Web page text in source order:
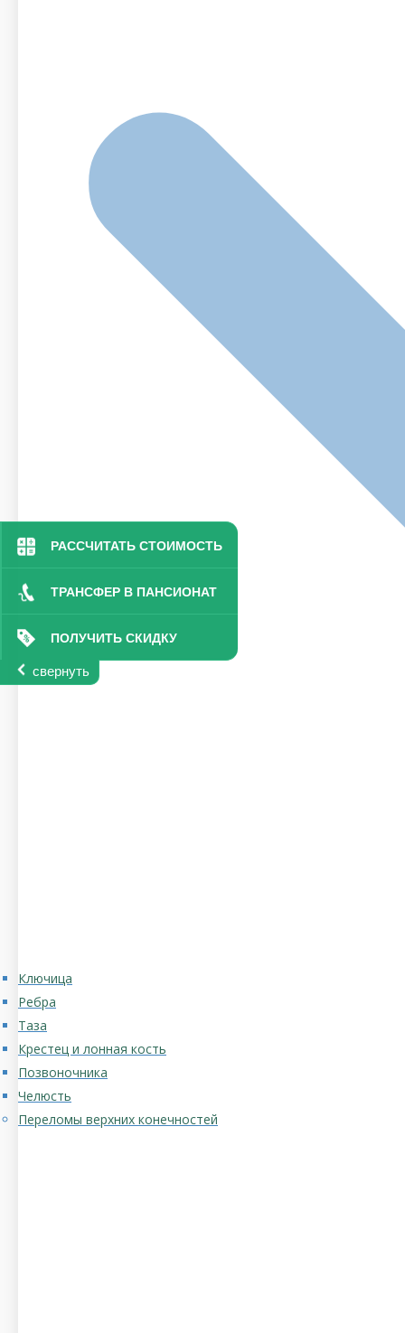
РАССЧИТАТЬ СТОИМОСТЬ
ТРАНСФЕР В ПАНСИОНАТ
ПОЛУЧИТЬ СКИДКУ
свернуть
Ключица
Ребра
Таза
Крестец и лонная кость
Позвоночника
Челюсть
Переломы верхних конечностей